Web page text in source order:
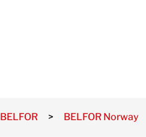
BELFOR > BELFOR Norway